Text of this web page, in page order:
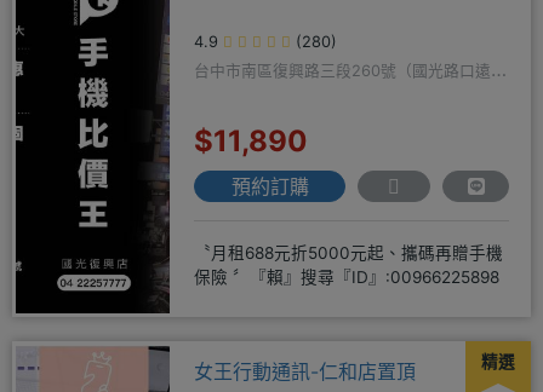
4.9
(280)
台中市南區復興路三段260號（國光路口遠傳
$11,890
預約訂購
〝月租688元折5000元起、攜碼再贈手機
保險 〞『賴』搜尋『ID』:00966225898
精選
女王行動通訊-仁和店置頂